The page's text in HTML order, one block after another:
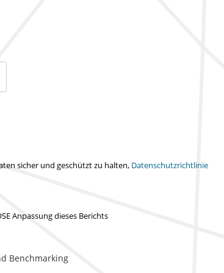
sicher und geschützt zu halten, Datenschutzrichtlinie
Anpassung dieses Berichts
Benchmarking